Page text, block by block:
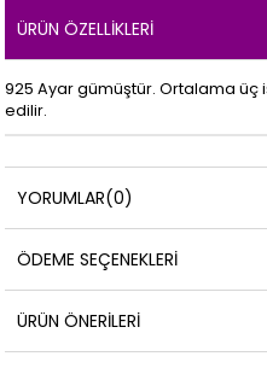
ÜRÜN ÖZELLIKLERI
925 Ayar gümüştür. Ortalama
edilir.
YORUMLAR(0)
ÖDEME SEÇENEKLERI
ÜRÜN ÖNERILERI